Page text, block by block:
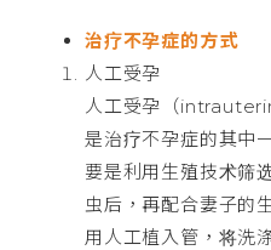
治疗不孕症的方式
人工受孕
人工受孕（
是治疗不孕症的其中
要是利用生殖技术筛
虫后，再配合妻子的
用人工植入管，将洗